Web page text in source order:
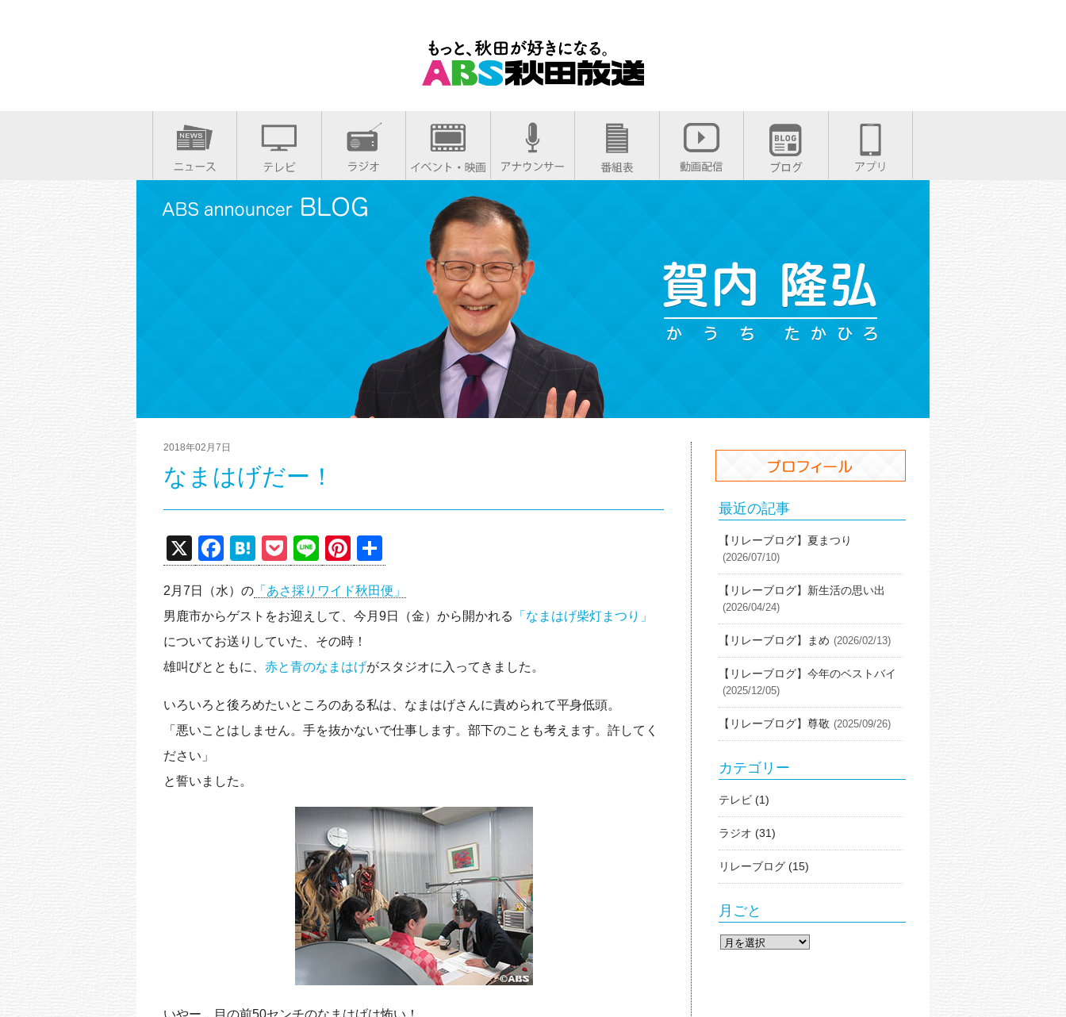
2018年02月7日
なまはげだー！
X
F
a
c
e
b
o
o
k
H
at
e
n
a
P
o
ck
et
Li
n
e
Pi
nt
er
e
st
有
2月7日（水）の 「あさ採りワイド秋田便」
男鹿市からゲストをお迎えして、今月9日（金）から開かれる
「なまはげ柴灯まつり」
についてお送りしていた、その時！
雄叫びとともに、 赤と青のなまはげがスタジオに入ってきました。
いろいろと後ろめたいところのある私は、なまはげさんに責められて平身低頭。
「悪いことはしません。手を抜かないで仕事します。部下のことも考えます。許してく
ださい」
と誓いました。
いやー、目の前50センチのなまはげは怖い！
最近の記事
【リレーブログ】夏まつり
(2026/07/10)
【リレーブログ】新生活の思い出
(2026/04/24)
【リレーブログ】まめ (2026/02/13)
【リレーブログ】今年のベストバイ
(2025/12/05)
【リレーブログ】尊敬 (2025/09/26)
カテゴリー
テレビ (1)
ラジオ (31)
リレーブログ (15)
月ごと